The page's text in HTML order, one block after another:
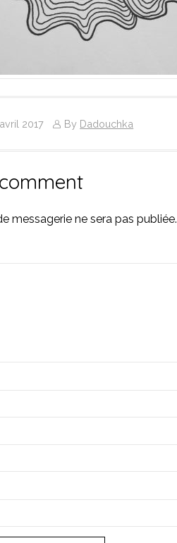
2017 By Dadouchka
messagerie ne sera pas publiée.